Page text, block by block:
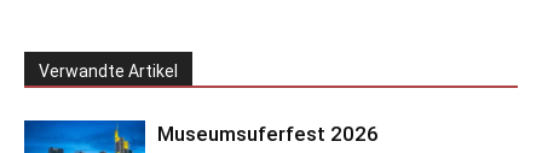
Verwandte Artikel
Museumsuferfest 2026